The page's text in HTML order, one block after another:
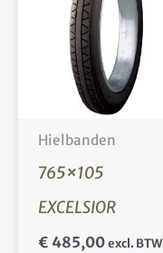
Hielbanden
765×105
EXCELSIOR
€ 485,00 excl. BTW